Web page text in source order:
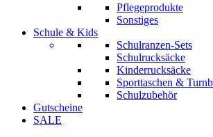
Pflegeprodukte
Sonstiges
Schule & Kids
Schulranzen-Sets
Schulrucksäcke
Kinderrucksäcke
Sporttaschen &
Schulzubehör
Gutscheine
SALE